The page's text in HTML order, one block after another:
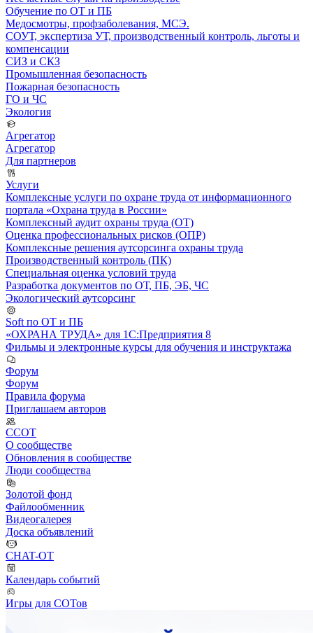
Обучение по ОТ и ПБ
Медосмотры, профзаболевания, МСЭ.
СОУТ, экспертиза УТ, производственный контроль, льготы и
компенсации
СИЗ и СКЗ
Промышленная безопасность
Пожарная безопасность
ГО и ЧС
Экология
Агрегатор
Агрегатор
Для партнеров
Услуги
Комплексные услуги по охране труда от информационного
портала «Охрана труда в России»
Комплексный аудит охраны труда (ОТ)
Оценка профессиональных рисков (ОПР)
Комплексные решения аутсорсинга охраны труда
Производственный контроль (ПК)
Специальная оценка условий труда
Разработка документов по ОТ, ПБ, ЭБ, ЧС
Экологический аутсорсинг
Soft по ОТ и ПБ
«ОХРАНА ТРУДА» для 1С:Предприятия 8
Фильмы и электронные курсы для обучения и инструктажа
Форум
Форум
Правила форума
Приглашаем авторов
ССОТ
О сообществе
Обновления в сообществе
Люди сообщества
Золотой фонд
Файлообменник
Видеогалерея
Доска объявлений
CHAT-OT
Календарь событий
Игры для СОТов